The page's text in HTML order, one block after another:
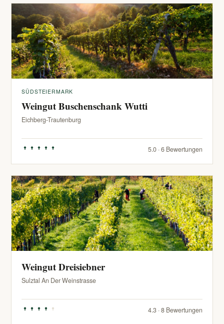
SÜDSTEIERMARK
Weingut Buschenschank Wutti
Eichberg-Trautenburg
5.0 · 6 Bewertungen
Weingut Dreisiebner
Sulztal An Der Weinstrasse
4.3 · 8 Bewertungen